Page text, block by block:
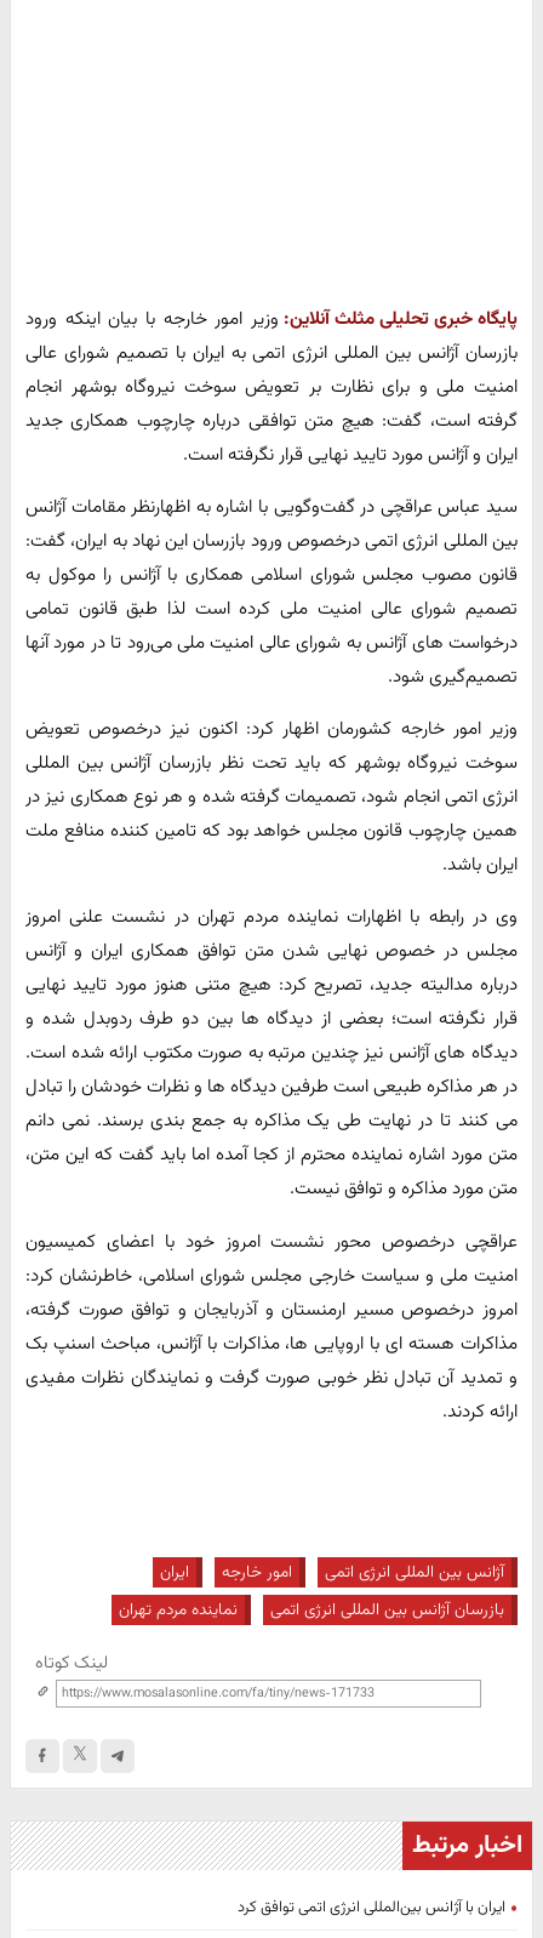
پایگاه خبری تحلیلی مثلث آنلاین: وزیر امور خارجه با بیان اینکه ورود
بازرسان آژانس بین المللی انرژی اتمی به ایران با تصمیم شورای عالی
امنیت ملی و برای نظارت بر تعویض سوخت نیروگاه بوشهر انجام
گرفته است، گفت: هیچ متن توافقی درباره چارچوب همکاری جدید
ایران و آژانس مورد تایید نهایی قرار نگرفته است.
سید عباس عراقچی در گفت‌وگویی با اشاره به اظهارنظر مقامات آژانس
بین المللی انرژی اتمی درخصوص ورود بازرسان این نهاد به ایران، گفت:
قانون مصوب مجلس شورای اسلامی همکاری با آژانس را موکول به
تصمیم شورای عالی امنیت ملی کرده است لذا طبق قانون تمامی
درخواست های آژانس به شورای عالی امنیت ملی می‌رود تا در مورد آنها
تصمیم‌گیری شود.
وزیر امور خارجه کشورمان اظهار کرد: اکنون نیز درخصوص تعویض
سوخت نیروگاه بوشهر که باید تحت نظر بازرسان آژانس بین المللی
انرژی اتمی انجام شود، تصمیمات گرفته شده و هر نوع همکاری نیز در
همین چارچوب قانون مجلس خواهد بود که تامین کننده منافع ملت
ایران باشد.
وی در رابطه با اظهارات نماینده مردم تهران در نشست علنی امروز
مجلس در خصوص نهایی شدن متن توافق همکاری ایران و آژانس
درباره مدالیته جدید، تصریح کرد: هیچ متنی هنوز مورد تایید نهایی
قرار نگرفته است؛ بعضی از دیدگاه ها بین دو طرف ردوبدل شده و
دیدگاه های آژانس نیز چندین مرتبه به صورت مکتوب ارائه شده است.
در هر مذاکره طبیعی است طرفین دیدگاه ها و نظرات خودشان را تبادل
می کنند تا در نهایت طی یک مذاکره به جمع بندی برسند. نمی دانم
متن مورد اشاره نماینده محترم از کجا آمده اما باید گفت که این متن،
متن مورد مذاکره و توافق نیست.
عراقچی درخصوص محور نشست امروز خود با اعضای کمیسیون
امنیت ملی و سیاست خارجی مجلس شورای اسلامی، خاطرنشان کرد:
امروز درخصوص مسیر ارمنستان و آذربایجان و توافق صورت گرفته،
مذاکرات هسته ای با اروپایی ها، مذاکرات با آژانس، مباحث اسنپ بک
و تمدید آن تبادل نظر خوبی صورت گرفت و نمایندگان نظرات مفیدی
ارائه کردند.
آژانس بین المللی انرژی اتمی امور خارجه
ایران
بازرسان آژانس بین المللی انرژی اتمی
نماینده مردم تهران
لینک کوتاه
اخبار مرتبط
ایران با آژانس بین‌المللی انرژی اتمی توافق کرد